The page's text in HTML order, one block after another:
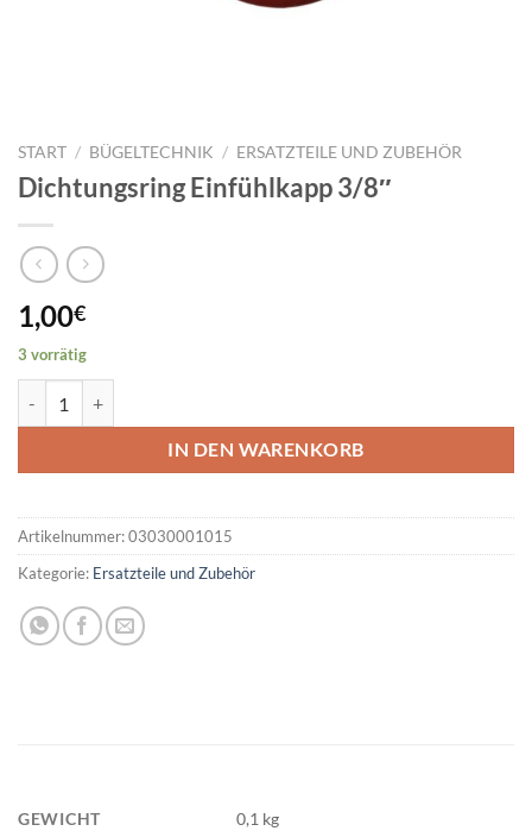
START / BÜGELTECHNIK / ERSATZTEILE UND ZUBEHÖR
Dichtungsring Einfühlkapp 3/8″
1,00€
3 vorrätig
IN DEN WARENKORB
Artikelnummer:03030001015
Kategorie: Ersatzteile und Zubehör
GEWICHT
0,1 kg